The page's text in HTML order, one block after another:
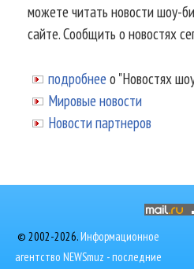
можете читать новости шоу-
сайте. Сообщить о новостях
подробнее о "Новостях
Мировые новости
Новости партнеров
© 2002-2026.Информационное
агентство NEWSmuz - последние